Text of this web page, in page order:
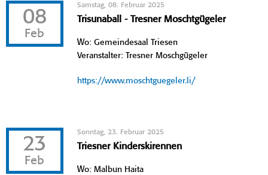
08
Feb
Samstag, 08. Februar 2025
Trisunaball - Tresner Moschtgügeler
Wo: Gemeindesaal Triesen
Veranstalter: Tresner Moschgügeler
https://www.moschtguegeler.li/
23
Feb
Sonntag, 23. Februar 2025
Triesner Kinderskirennen
Wo: Malbun Haita